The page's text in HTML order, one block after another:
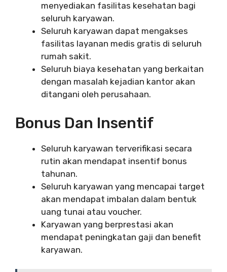
menyediakan fasilitas kesehatan bagi
seluruh karyawan.
Seluruh karyawan dapat mengakses
fasilitas layanan medis gratis di seluruh
rumah sakit.
Seluruh biaya kesehatan yang berkaitan
dengan masalah kejadian kantor akan
ditangani oleh perusahaan.
Bonus Dan Insentif
Seluruh karyawan terverifikasi secara
rutin akan mendapat insentif bonus
tahunan.
Seluruh karyawan yang mencapai target
akan mendapat imbalan dalam bentuk
uang tunai atau voucher.
Karyawan yang berprestasi akan
mendapat peningkatan gaji dan benefit
karyawan.